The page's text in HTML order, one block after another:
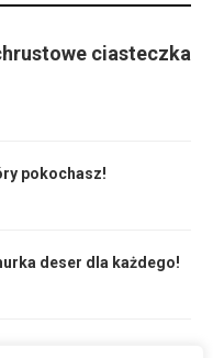
ciasteczka
pokochasz!
deser dla każdego!